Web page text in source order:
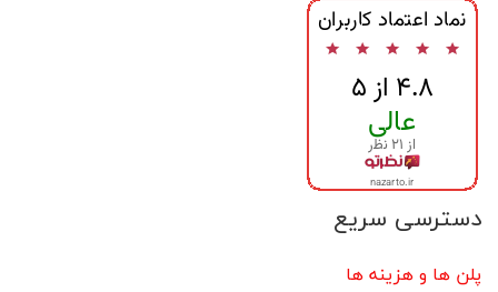
دسترسی سریع
پلن ها و هزینه ها